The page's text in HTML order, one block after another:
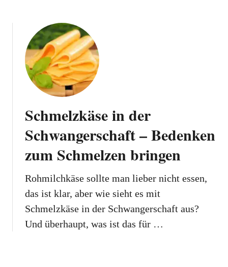
Schmelzkäse in der
Schwangerschaft – Bedenken
zum Schmelzen bringen
Rohmilchkäse sollte man lieber nicht essen,
das ist klar, aber wie sieht es mit
Schmelzkäse in der Schwangerschaft aus?
Und überhaupt, was ist das für …